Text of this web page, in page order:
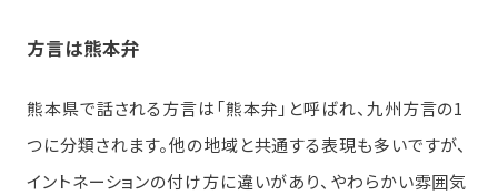
方言は熊本弁
熊本県で話される方言は「熊本弁」と呼ばれ、九州方言の1
つに分類されます。他の地域と共通する表現も多いですが、
イントネーションの付け方に違いがあり、やわらかい雰囲気